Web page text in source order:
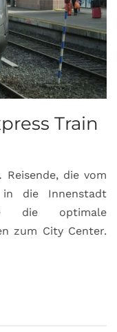
Train
die vom
in die Innenstadt
die optimale
zum City Center.